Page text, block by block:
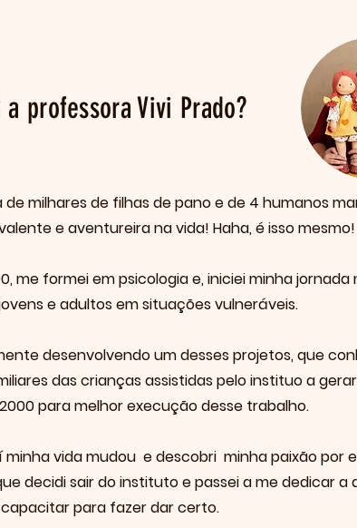
a professora Vivi Prado?
de milhares de filhas de pano e de 4 humanos
e aventureira na vida! Haha, é isso mesmo!
me formei em psicologia e, iniciei minha
e adultos em situações vulneráveis.
desenvolvendo um desses projetos, que
das crianças assistidas pelo instituo a
para melhor execução desse trabalho.
minha vida mudou e descobri minha paixão por
decidi sair do instituto e passei a me dedicar
para fazer dar certo.